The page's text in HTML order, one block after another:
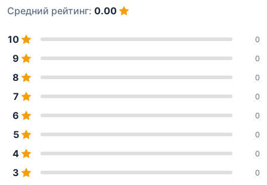
Средний рейтинг: 0.00
10 0
9 0
8 0
7 0
6 0
5 0
4 0
3 0